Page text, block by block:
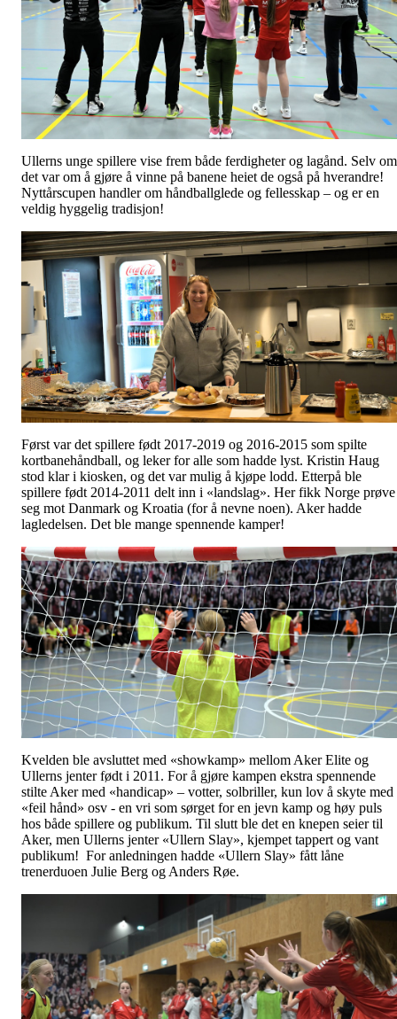
Ullerns unge spillere vise frem både ferdigheter og lagånd. Selv om
det var om å gjøre å vinne på banene heiet de også på hverandre!
Nyttårscupen handler om håndballglede og fellesskap – og er en
veldig hyggelig tradisjon!
Først var det spillere født 2017-2019 og 2016-2015 som spilte
kortbanehåndball, og leker for alle som hadde lyst. Kristin Haug
stod klar i kiosken, og det var mulig å kjøpe lodd. Etterpå ble
spillere født 2014-2011 delt inn i «landslag». Her fikk Norge prøve
seg mot Danmark og Kroatia (for å nevne noen). Aker hadde
lagledelsen. Det ble mange spennende kamper!
Kvelden ble avsluttet med «showkamp» mellom Aker Elite og
Ullerns jenter født i 2011. For å gjøre kampen ekstra spennende
stilte Aker med «handicap» – votter, solbriller, kun lov å skyte med
«feil hånd» osv - en vri som sørget for en jevn kamp og høy puls
hos både spillere og publikum. Til slutt ble det en knepen seier til
Aker, men Ullerns jenter «Ullern Slay», kjempet tappert og vant
publikum! For anledningen hadde «Ullern Slay» fått låne
trenerduoen Julie Berg og Anders Røe.